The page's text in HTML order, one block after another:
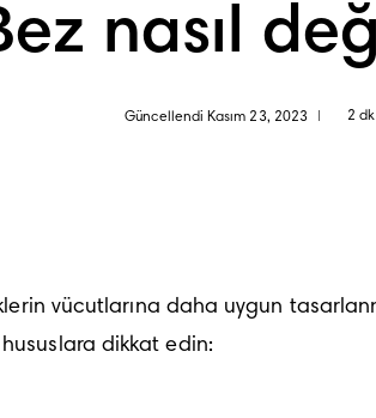
nasıl
Güncellendi Kasım 23, 2023 2
vücutlarına daha uygun
dikkat edin: